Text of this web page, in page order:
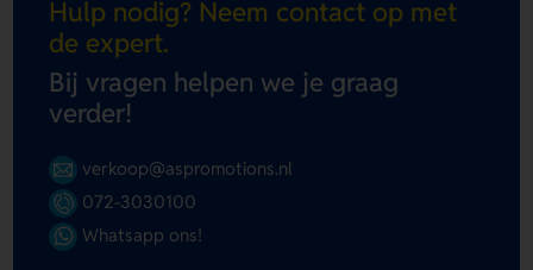
Hulp nodig? Neem contact op met
de expert.
Bij vragen helpen we je graag
verder!
verkoop@aspromotions.nl
072-3030100
Whatsapp ons!